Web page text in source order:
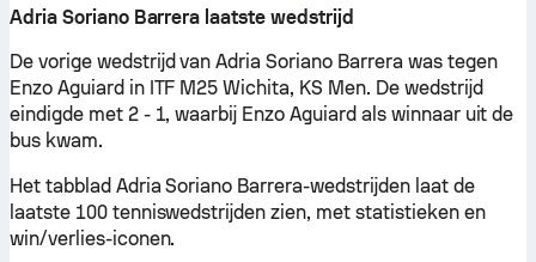
Adria Soriano Barrera laatste wedstrijd
De vorige wedstrijd van Adria Soriano Barrera was tegen
Enzo Aguiard in ITF M25 Wichita, KS Men. De wedstrijd
eindigde met 2 - 1, waarbij Enzo Aguiard als winnaar uit de
bus kwam.
Het tabblad Adria Soriano Barrera-wedstrijden laat de
laatste 100 tenniswedstrijden zien, met statistieken en
win/verlies-iconen.